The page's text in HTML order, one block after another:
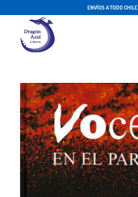
ENVÍOS A TODO CHILE